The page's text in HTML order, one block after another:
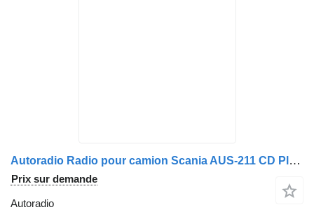
Autoradio Radio pour camion Scania AUS-211 CD Player
Prix sur demande
Autoradio